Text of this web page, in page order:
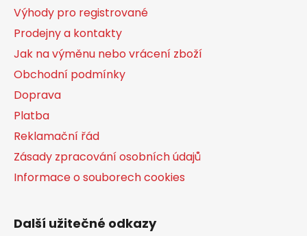
Výhody pro registrované
Prodejny a kontakty
Jak na výměnu nebo vrácení zboží
Obchodní podmínky
Doprava
Platba
Reklamační řád
Zásady zpracování osobních údajů
Informace o souborech cookies
Další užitečné odkazy